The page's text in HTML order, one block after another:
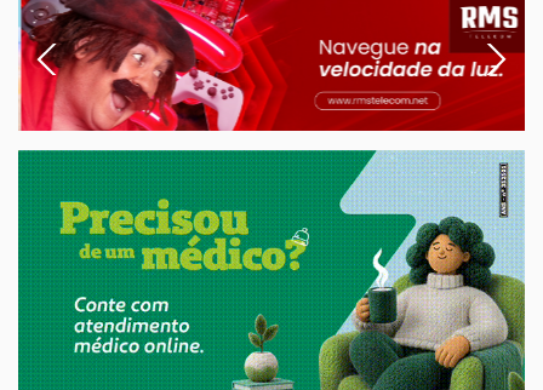
Previous Next